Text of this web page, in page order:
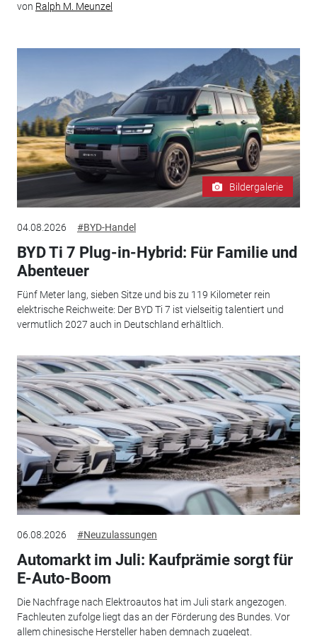
von Ralph M. Meunzel
Bildergalerie
04.08.2026 #BYD-Handel
BYD Ti 7 Plug-in-Hybrid: Für Familie und
Abenteuer
Fünf Meter lang, sieben Sitze und bis zu 119 Kilometer rein
elektrische Reichweite: Der BYD Ti 7 ist vielseitig talentiert und
vermutlich 2027 auch in Deutschland erhältlich.
06.08.2026 #Neuzulassungen
Automarkt im Juli: Kaufprämie sorgt für
E-Auto-Boom
Die Nachfrage nach Elektroautos hat im Juli stark angezogen.
Fachleuten zufolge liegt das an der Förderung des Bundes. Vor
allem chinesische Hersteller haben demnach zugelegt.